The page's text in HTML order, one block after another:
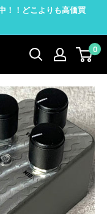
！！どこよりも高価買
0